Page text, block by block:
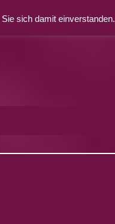
sich damit einverstanden.